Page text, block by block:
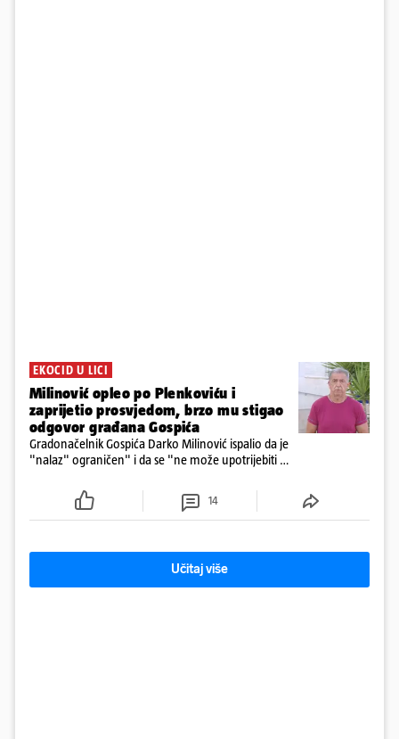
EKOCID U LICI
Milinović opleo po Plenkoviću i
zaprijetio prosvjedom, brzo mu stigao
odgovor građana Gospića
Gradonačelnik Gospića Darko Milinović ispalio da je
"nalaz" ograničen" i da se "ne može upotrijebiti za
ga je naručio Uskok i da je dio spisa
14
Učitaj više